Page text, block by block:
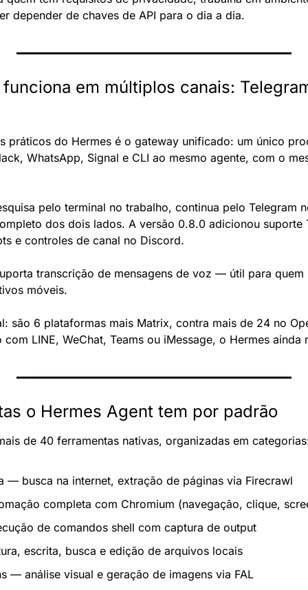
depender de chaves de API para o dia a dia.
em múltiplos canais:
práticos do Hermes é o gateway unificado: um único
WhatsApp, Signal e CLI ao mesmo agente, com o
pelo terminal no trabalho, continua pelo Telegram
dos dois lados. A versão 0.8.0 adicionou suporte
e controles de canal no Discord.
transcrição de mensagens de voz — útil para
móveis.
são 6 plataformas mais Matrix, contra mais de 24 no
LINE, WeChat, Teams ou iMessage, o Hermes ainda
o Hermes Agent tem por padrão
de 40 ferramentas nativas, organizadas em
— busca na internet, extração de páginas via Firecrawl
completa com Chromium (navegação, clique,
de comandos shell com captura de output
escrita, busca e edição de arquivos locais
— análise visual e geração de imagens via FAL